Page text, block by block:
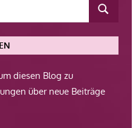
diesen Blog zu
über neue Beiträge